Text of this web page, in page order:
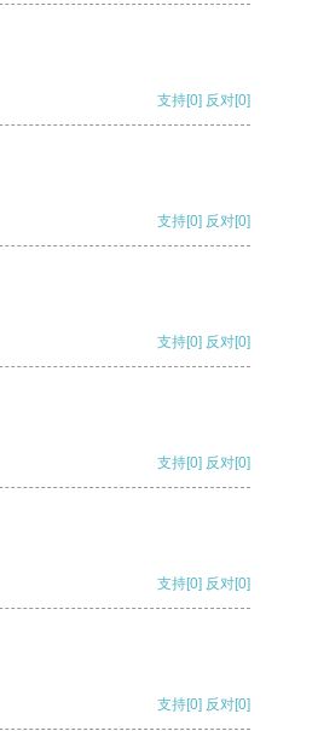
支持[0] 反对[0]
支持[0] 反对[0]
支持[0] 反对[0]
支持[0] 反对[0]
支持[0] 反对[0]
支持[0] 反对[0]